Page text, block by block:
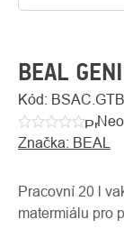
BEAL
Kód:
je
0,0
Značka: BEAL
Pracovní 20 l
matermiálu pro